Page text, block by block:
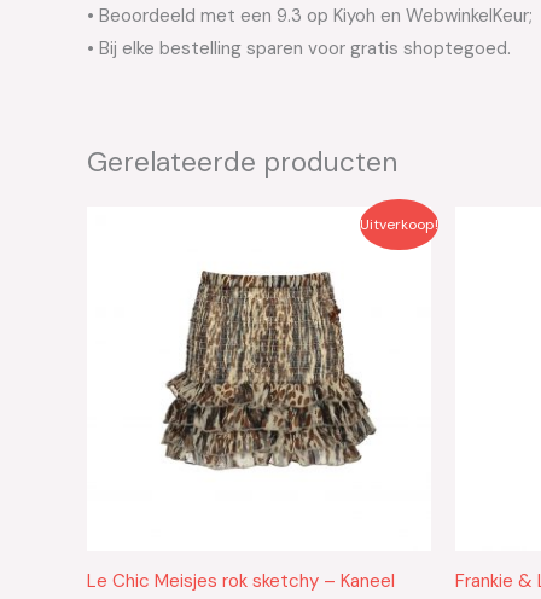
• Beoordeeld met een 9.3 op Kiyoh en WebwinkelKeur;
• Bij elke bestelling sparen voor gratis shoptegoed.
Gerelateerde producten
Uitverkoop!
Le Chic Meisjes rok sketchy – Kaneel
€49.99.€25.00.
Frankie &